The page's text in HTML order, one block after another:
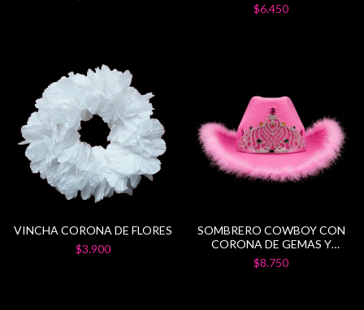
$6.450
VINCHA CORONA DE FLORES
$3.900
SOMBRERO COWBOY CON
CORONA DE GEMAS Y
PLUMAS
$8.750